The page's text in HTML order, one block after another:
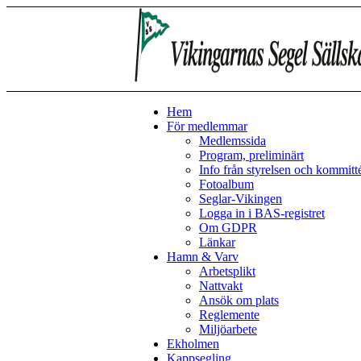
Hem
För medlemmar
Medlemssida
Program, preliminärt
Info från styrelsen och
Fotoalbum
Seglar-Vikingen
Logga in i BAS-registret
Om GDPR
Länkar
Hamn & Varv
Arbetsplikt
Nattvakt
Ansök om plats
Reglemente
Miljöarbete
Ekholmen
Kappsegling